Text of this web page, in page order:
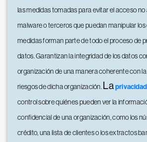
las medidas tomadas para evitar el acceso
malware o terceros que puedan manipular los
medidas forman parte de todo el proceso de
datos. Garantizan la integridad de los datos
organización de una manera coherente con
riesgos de dicha organización. La
control sobre quiénes pueden ver la
confidencial de una organización, como los
crédito, una lista de clientes o los extractos